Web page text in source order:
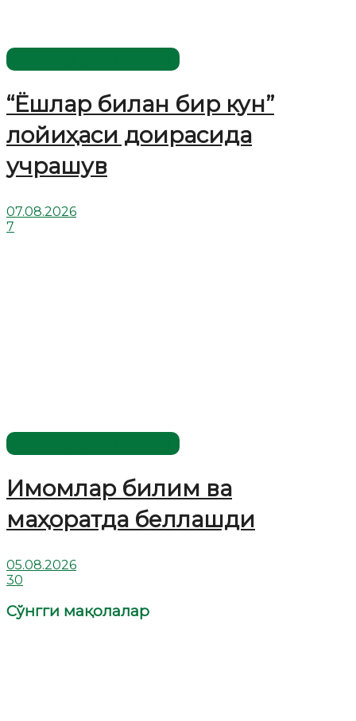
“Ёшлар билан бир кун”
лойиҳаси доирасида
учрашув
07.08.2026
7
Имомлар билим ва
маҳоратда беллашди
05.08.2026
30
Сўнгги мақолалар